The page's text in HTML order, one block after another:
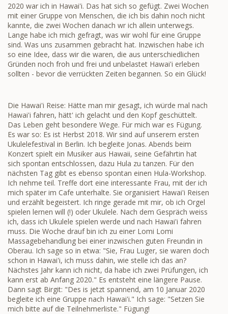
2020 war ich in Hawai'i. Das hat sich so gefügt. Zwei Wochen
mit einer Gruppe von Menschen, die ich bis dahin noch nicht
kannte, die zwei Wochen danach wr ich allein unterwegs.
Lange habe ich mich gefragt, was wir wohl für eine Gruppe
sind. Was uns zusammen gebracht hat. Inzwischen habe ich
so eine Idee, dass wir die waren, die aus unterschiedlichen
Gründen noch froh und frei und unbelastet Hawai'i erleben
sollten - bevor die verrückten Zeiten begannen. So ein Glück!
Die Hawai'i Reise: Hätte man mir gesagt, ich würde mal nach
Hawai'i fahren, hätt' ich gelacht und den Kopf geschüttelt.
Das Leben geht besondere Wege. Für mich war es Fügung.
Es war so: Es ist Herbst 2018. Wir sind auf unserem ersten
Ukulelefestival in Berlin. Ich begleite Jonas. Abends beim
Konzert spielt ein Musiker aus Hawaii, seine Gefährtin hat
sich spontan entschlossen, dazu Hula zu tanzen. Für den
nächsten Tag gibt es ebenso spontan einen Hula-Workshop.
Ich nehme teil. Treffe dort eine interessante Frau, mit der ich
mich später im Cafe unterhalte. Sie organisiert Hawai'i Reisen
und erzählt begeistert. Ich ringe gerade mit mir, ob ich Orgel
spielen lernen will (!) oder Ukulele. Nach dem Gespräch weiss
ich, dass ich Ukulele spielen werde und nach Hawai'i fahren
muss. Die Woche drauf bin ich zu einer Lomi Lomi
Massagebehandlung bei einer inzwischen guten Freundin in
Oberau. Ich sage so in etwa: "Sie, Frau Luger, sie waren doch
schon in Hawai'i, ich muss dahin, wie stelle ich das an?
Nächstes Jahr kann ich nicht, da habe ich zwei Prüfungen, ich
kann erst ab Anfang 2020." Es entsteht eine längere Pause.
Dann sagt Birgit: "Des is jetzt spannend, am 10 Januar 2020
begleite ich eine Gruppe nach Hawai'i." Ich sage: "Setzen Sie
mich bitte auf die Teilnehmerliste." Fügung!